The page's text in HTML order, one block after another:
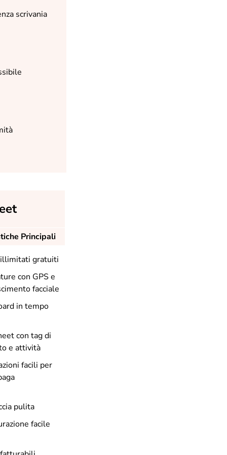
scrivania
Principali
gratuiti
con GPS e
facciale
in tempo
con tag di
e attività
facili per
pulita
facile